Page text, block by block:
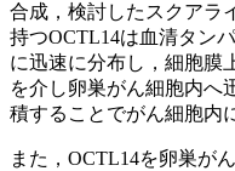
合成，検討したスクアラ
持つOCTL14は血清タン
に迅速に分布し，細胞膜
を介し卵巣がん細胞内へ
積することでがん細胞内
また，OCTL14を卵巣が